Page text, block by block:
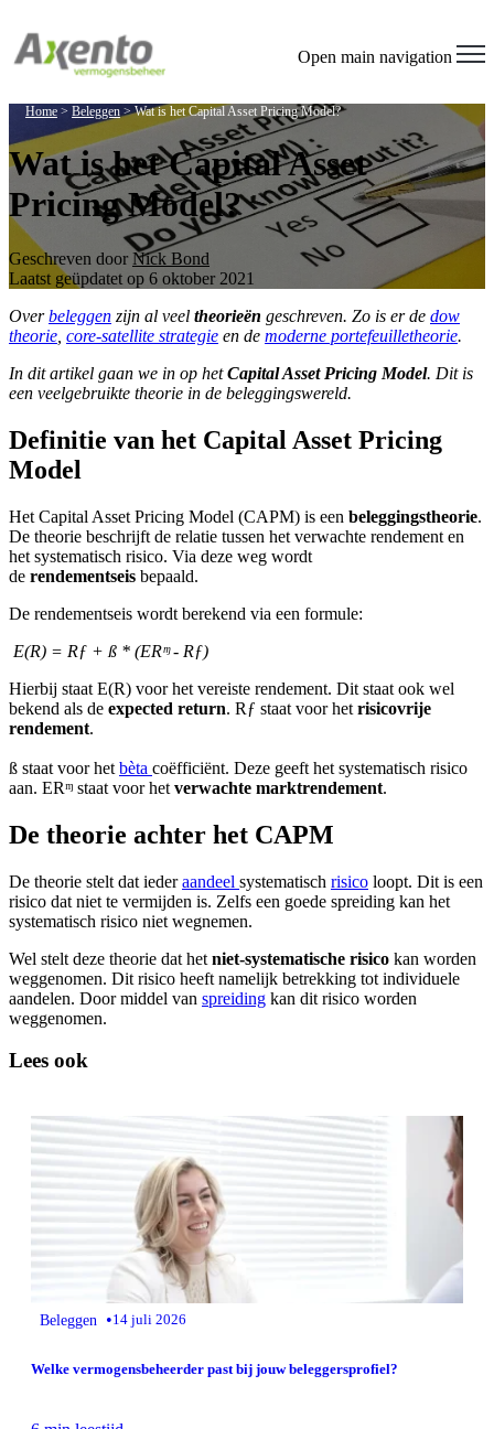
Open main navigation
Home > Beleggen >Wat is het Capital Asset Pricing Model?
Wat is het Capital Asset
Pricing Model?
Geschreven door Nick Bond
Laatst geüpdatet op 6 oktober 2021
Overbeleggen zijn al veel theorieën geschreven. Zo is er de dow
theorie core-satellite strategie en de moderne portefeuilletheorie.
In dit artikel gaan we in op hetCapital Asset Pricing Model. Dit is
een veelgebruikte theorie in de beleggingswereld.
Definitie van het Capital Asset Pricing
Model
Het Capital Asset Pricing Model (CAPM) is een beleggingstheorie.
De theorie beschrijft de relatie tussen het verwachte rendement en
het systematisch risico. Via deze weg wordt
de rendementseis bepaald.
De rendementseis wordt berekend via een formule:
E(R) = Rƒ + ß * (ERᶬ - Rƒ)
Hierbij staat E(R) voor het vereiste rendement. Dit staat ook wel
bekend als de expected return. Rƒ staat voor het risicovrije
rendement.
ß staat voor het bèta coëfficiënt. Deze geeft het systematisch risico
aan. ERᶬ staat voor het verwachte marktrendement.
De theorie achter het CAPM
De theorie stelt dat iederaandeel systematisch risico loopt. Dit is een
risico dat niet te vermijden is. Zelfs een goede spreiding kan het
systematisch risico niet wegnemen.
Wel stelt deze theorie dat het niet-systematische risico kan worden
weggenomen. Dit risico heeft namelijk betrekking tot individuele
aandelen. Door middel van spreiding kan dit risico worden
weggenomen.
Lees ook
Beleggen •14 juli 2026
Welke vermogensbeheerder past bij jouw beleggersprofiel?